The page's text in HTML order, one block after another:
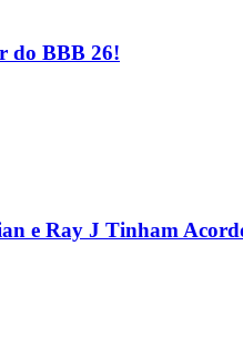
do BBB 26!
e Ray J Tinham